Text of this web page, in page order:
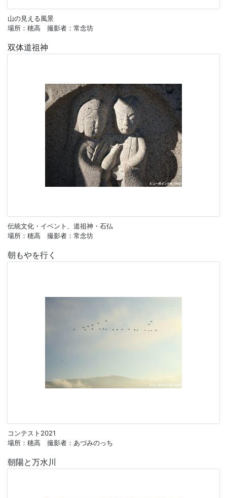
山の見える風景
場所：穂高 撮影者：常念坊
双体道祖神
伝統文化・イベント、道祖神・石仏
場所：穂高 撮影者：常念坊
朝もやを行く
コンテスト2021
場所：穂高 撮影者：あづみのっち
朝陽と万水川